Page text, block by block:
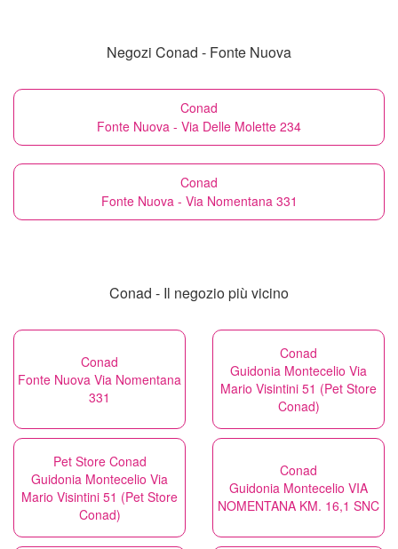
Negozi Conad - Fonte Nuova
Conad
Fonte Nuova - Via Delle Molette 234
Conad
Fonte Nuova - Via Nomentana 331
Conad - Il negozio più vicino
Conad
Fonte Nuova Via Nomentana
331
Conad
Guidonia Montecelio Via
Mario Visintini 51 (Pet Store
Conad)
Pet Store Conad
Guidonia Montecelio Via
Mario Visintini 51 (Pet Store
Conad)
Conad
Guidonia Montecelio VIA
NOMENTANA KM. 16,1 SNC